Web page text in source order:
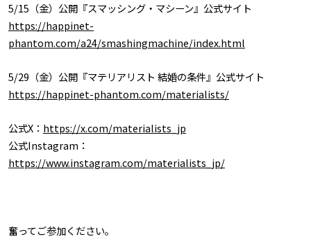
5/15（金）公開『スマッシング・マシーン』公式サイト
https://happinet-
phantom.com/a24/smashingmachine/index.html
5/29（金）公開『マテリアリスト 結婚の条件』公式サイト
https://happinet-phantom.com/materialists/
公式X： https://x.com/materialists_jp
公式Instagram：
https://www.instagram.com/materialists_jp/
奮ってご参加ください。